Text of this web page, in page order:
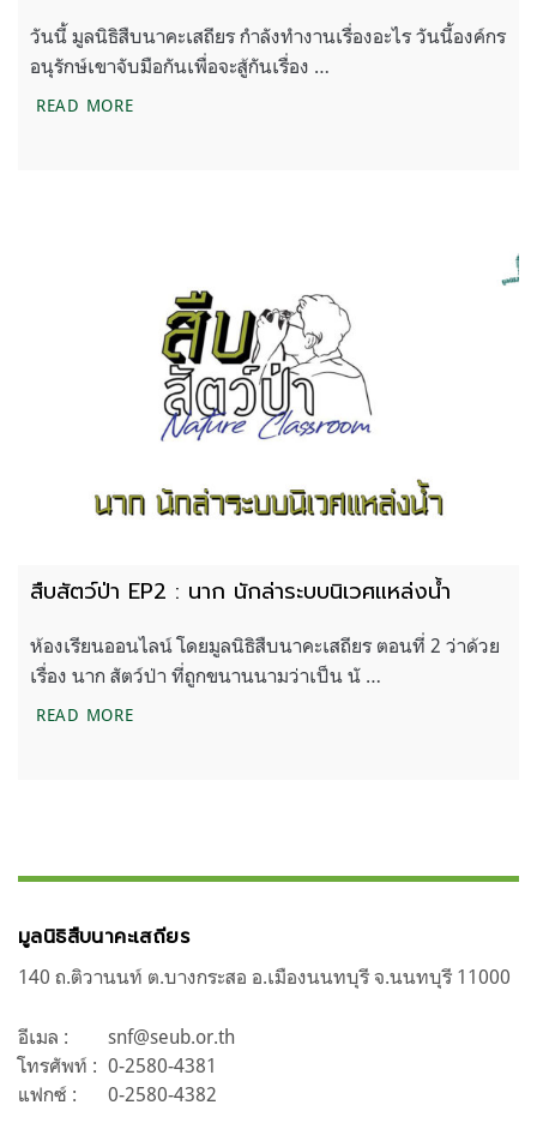
วันนี้ มูลนิธิสืบนาคะเสถียร กำลังทำงานเรื่องอะไร วันนี้องค์กร
อนุรักษ์เขาจับมือกันเพื่อจะสู้กันเรื่อง …
READ MOREมูลนิธิสืบนาคะเสถียร ในปีที่ 31 กำลังทำอะไรต่อไป –
สืบสัตว์ป่า EP2 : นาก นักล่าระบบนิเวศแหล่งน้ำ
ห้องเรียนออนไลน์ โดยมูลนิธิสืบนาคะเสถียร ตอนที่ 2 ว่าด้วย
เรื่อง นาก สัตว์ป่า ที่ถูกขนานนามว่าเป็น นั …
READ MOREสืบสัตว์ป่า EP2 : นาก นักล่าระบบนิเวศแหล่งน้ำ
มูลนิธิสืบนาคะเสถียร
140 ถ.ติวานนท์ ต.บางกระสอ อ.เมืองนนทบุรี จ.นนทบุรี 11000
อีเมล :
snf@seub.or.th
โทรศัพท์ : 0-2580-4381
แฟกซ์ :
0-2580-4382